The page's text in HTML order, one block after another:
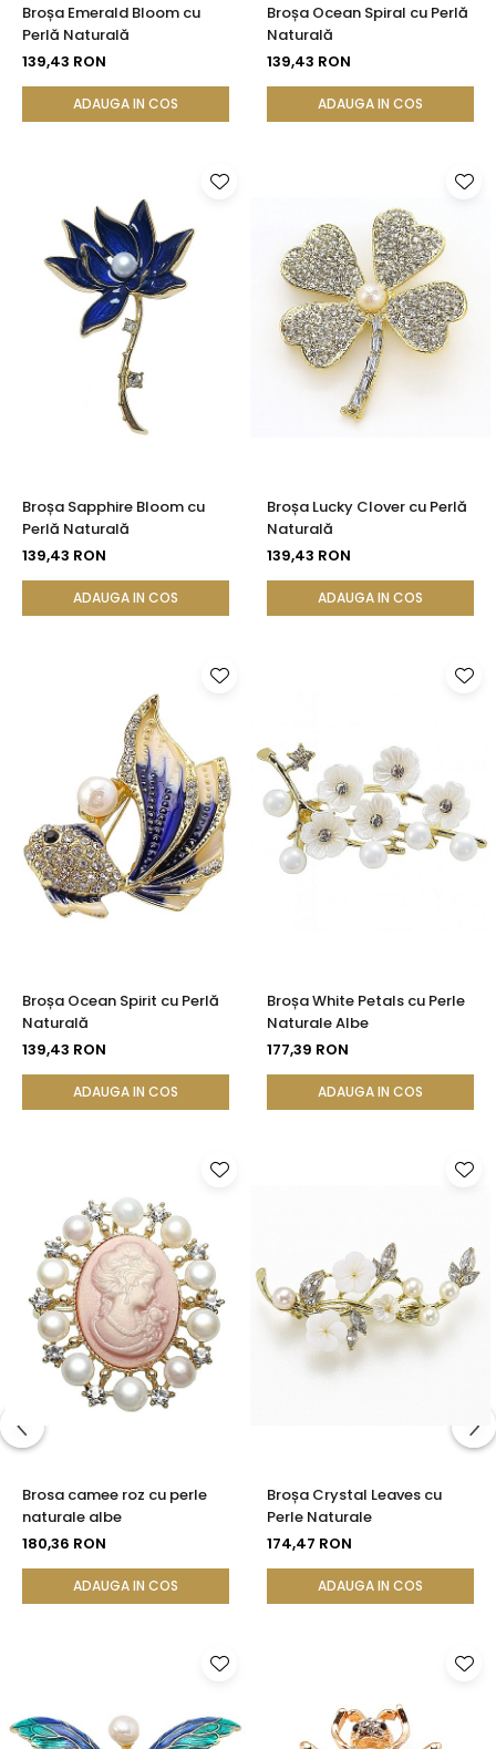
Broșa Emerald Bloom cu
Perlă Naturală
139,43 RON
ADAUGA IN COS
Broșa Ocean Spiral cu Perlă
Naturală
139,43 RON
ADAUGA IN COS
Broșa Sapphire Bloom cu
Perlă Naturală
139,43 RON
ADAUGA IN COS
Broșa Lucky Clover cu Perlă
Naturală
139,43 RON
ADAUGA IN COS
Broșa Ocean Spirit cu Perlă
Naturală
139,43 RON
ADAUGA IN COS
Broșa White Petals cu Perle
Naturale Albe
177,39 RON
ADAUGA IN COS
Brosa camee roz cu perle
naturale albe
180,36 RON
ADAUGA IN COS
Broșa Crystal Leaves cu
Perle Naturale
174,47 RON
ADAUGA IN COS